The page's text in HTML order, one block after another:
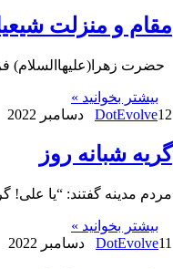
مقام و منزلت
حضرت زهرا(علیهاالسلام)
بیشتر بخوانید »
DotEvolve12 دسامبر 2022
گریه شبانه روز
مردم مدینه گفتند: “یا
بیشتر بخوانید »
DotEvolve11 دسامبر 2022